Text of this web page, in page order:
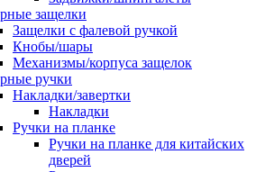
защелки
Защелки с фалевой ручкой
Кнобы/шары
Механизмы/корпуса защелок
ручки
Накладки/завертки
Накладки
Ручки на планке
Ручки на планке для китайских
дверей